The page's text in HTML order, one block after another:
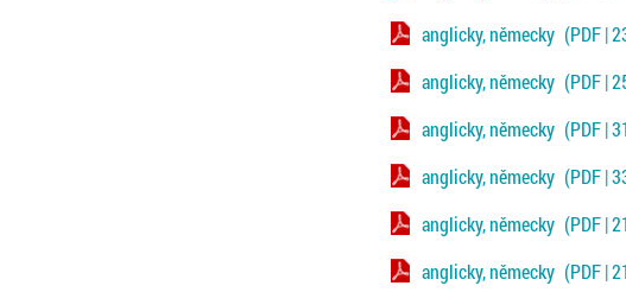
anglicky, německy (PDF |
anglicky, německy (PDF |
anglicky, německy (PDF |
anglicky, německy (PDF |
anglicky, německy (PDF |
anglicky, německy (PDF |